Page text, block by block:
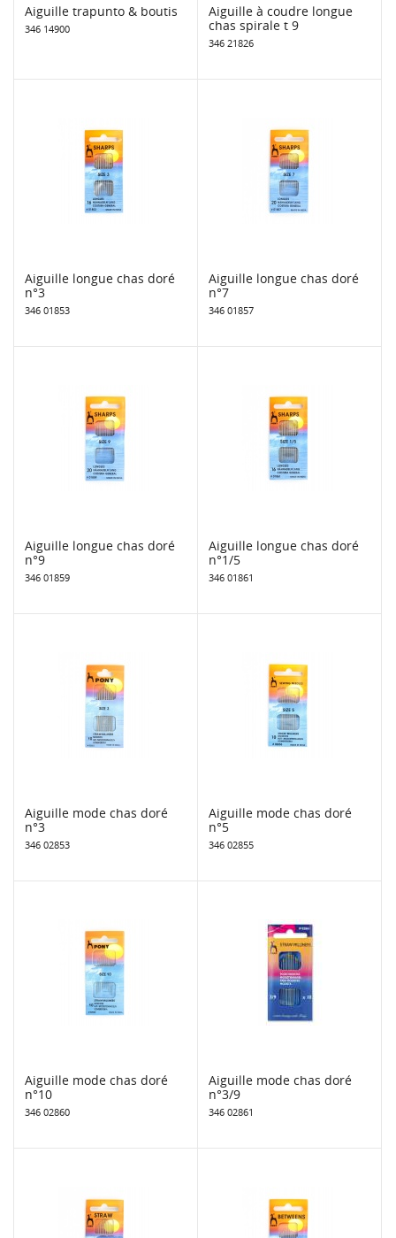
Aiguille trapunto & boutis
346 14900
Aiguille à coudre longue
chas spirale t 9
346 21826
Aiguille longue chas doré
n°3
346 01853
Aiguille longue chas doré
n°7
346 01857
Aiguille longue chas doré
n°9
346 01859
Aiguille longue chas doré
n°1/5
346 01861
Aiguille mode chas doré
n°3
346 02853
Aiguille mode chas doré
n°5
346 02855
Aiguille mode chas doré
n°10
346 02860
Aiguille mode chas doré
n°3/9
346 02861